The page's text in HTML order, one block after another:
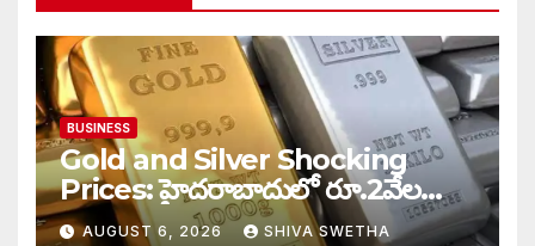
BUSINESS
Gold and Silver Shocking
Prices: హైదరాబాదులో రూ.2వేల
900 పెరిగిన తులం రేటు…
AUGUST 6, 2026 SHIVA SWETHA